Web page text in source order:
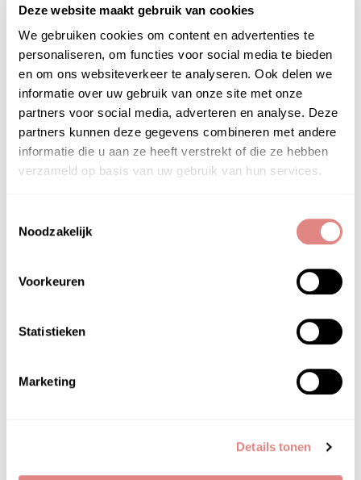
Deze website maakt gebruik van cookies
We gebruiken cookies om content en advertenties te
personaliseren, om functies voor social media te bieden
en om ons websiteverkeer te analyseren. Ook delen we
informatie over uw gebruik van onze site met onze
partners voor social media, adverteren en analyse. Deze
partners kunnen deze gegevens combineren met andere
informatie die u aan ze heeft verstrekt of die ze hebben
verzameld op basis van uw gebruik van hun services.
Noodzakelijk
Voorkeuren
Statistieken
Marketing
Details tonen